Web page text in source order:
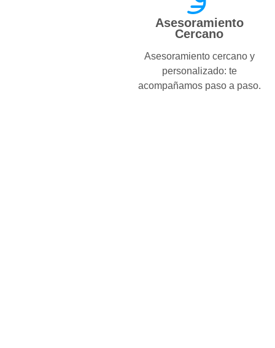
Asesoramiento
Cercano
Asesoramiento cercano y
personalizado: te
acompañamos paso a paso.